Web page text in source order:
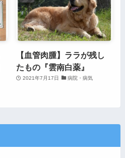
【血管肉腫】ララが残し
たもの『雲南白薬』
2021年7月17日 病院・病気